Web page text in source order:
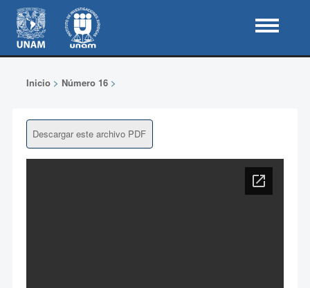
Inicio> Número 16>
Descargar este archivo PDF